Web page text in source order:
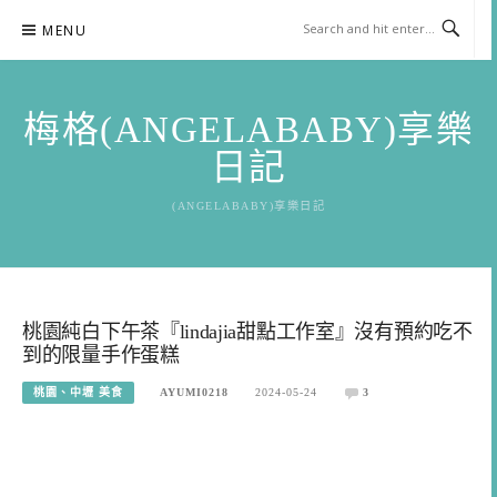
content
MENU
梅格(ANGELABABY)享樂
日記
(ANGELABABY)享樂日記
桃園純白下午茶『lindajia甜點工作室』沒有預約吃不
到的限量手作蛋糕
桃園、中壢 美食 AYUMI0218 2024-05-24 3